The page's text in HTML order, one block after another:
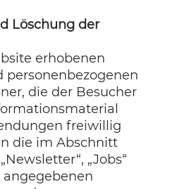
Löschung der
erhobenen
personenbezogenen
die der Besucher
freiwillig
die im Abschnitt
„Jobs“
angegebenen